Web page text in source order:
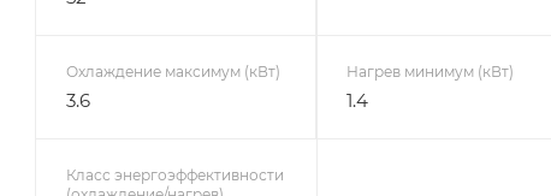
Охлаждение максимум (кВт)
3.6
Нагрев минимум (кВт)
1.4
Класс энергоэффективности